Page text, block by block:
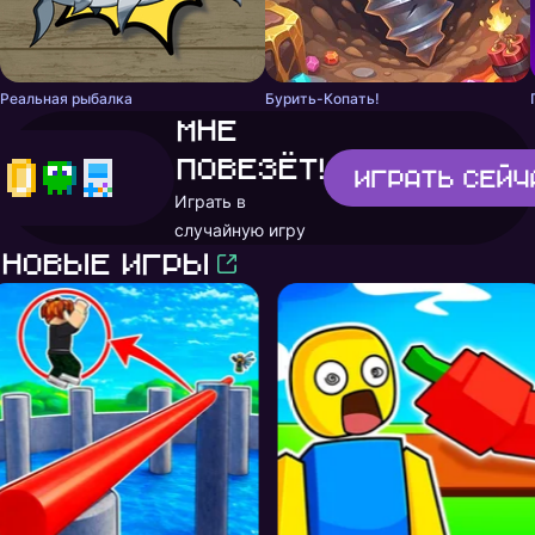
Реальная рыбалка Бурить-Копать!
Мне
повезёт!
Играть в
случайную игру
Играть
Новые игры